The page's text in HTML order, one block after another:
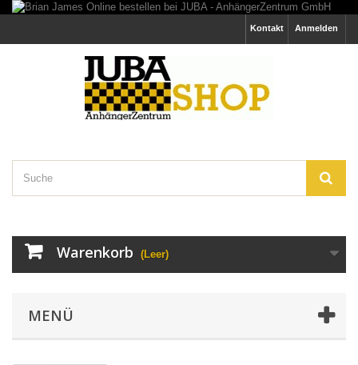
Anmelden
Kontakt
Warenkorb (Leer)
MENÜ